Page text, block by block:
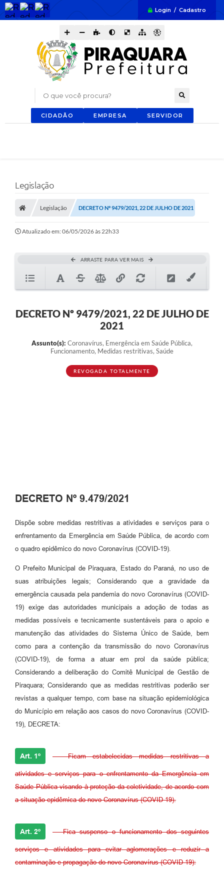
Login / Cadastro
O que você procura?
CIDADÃO EMPRESA SERVIDOR
Legislação
Legislação DECRETO Nº 9479/2021, 22 DE JULHO DE 2021
Atualizado em: 06/05/2026 às 22h33
ARRASTE PARA VER MAIS
DECRETO Nº 9479/2021, 22 DE JULHO DE
2021
Assunto(s): Coronavírus, Emergência em Saúde Pública,
Funcionamento, Medidas restritivas, Saúde
REVOGADA TOTALMENTE
DECRETO Nº 9.479/2021
Dispõe sobre medidas restritivas a atividades e serviços para o
enfrentamento da Emergência em Saúde Pública, de acordo com
o quadro epidêmico do novo Coronavírus (COVID-19).
O Prefeito Municipal de Piraquara, Estado do Paraná, no uso de
suas atribuições legais; Considerando que a gravidade da
emergência causada pela pandemia do novo Coronavírus (COVID-
19) exige das autoridades municipais a adoção de todas as
medidas possíveis e tecnicamente sustentáveis para o apoio e
manutenção das atividades do Sistema Único de Saúde, bem
como para a contenção da transmissão do novo Coronavírus
(COVID-19), de forma a atuar em prol da saúde pública;
Considerando a deliberação do Comitê Municipal de Gestão de
Piraquara; Considerando que as medidas restritivas poderão ser
revistas a qualquer tempo, com base na situação epidemiológica
do Município em relação aos casos do novo Coronavírus (COVID-
19), DECRETA:
Art. 1º - Ficam estabelecidas medidas restritivas a
atividades e serviços para o enfrentamento da Emergência em
Saúde Pública visando à proteção da coletividade, de acordo com
a situação epidêmica do novo Coronavírus (COVID-19).
Art. 2º - Fica suspenso o funcionamento dos seguintes
serviços e atividades para evitar aglomerações e reduzir a
contaminação e propagação do novo Coronavírus (COVID-19):